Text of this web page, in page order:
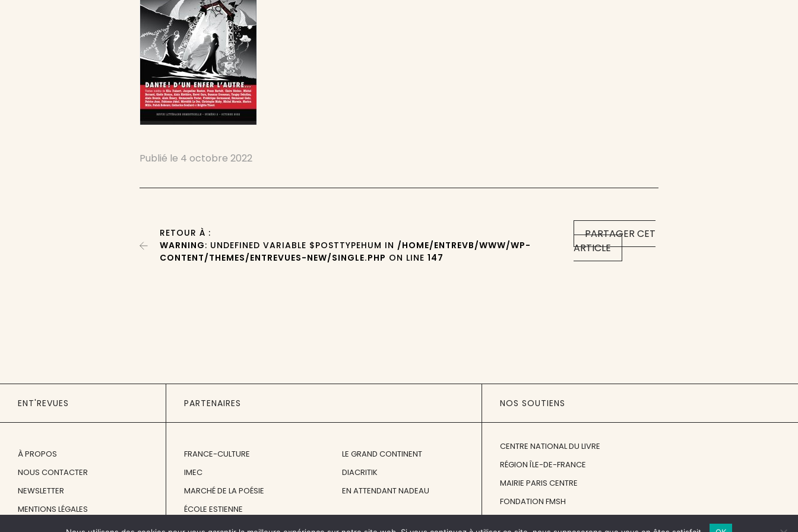
Publié le 4 octobre 2022
PARTAGER CET
ARTICLE
RETOUR À :
WARNING: UNDEFINED VARIABLE $POSTTYPEHUM IN /HOME/ENTREVB/WWW/WP-
CONTENT/THEMES/ENTREVUES-NEW/SINGLE.PHP ON LINE147
ENT'REVUES
À PROPOS
NOUS CONTACTER
NEWSLETTER
MENTIONS LÉGALES
PARTENAIRES
FRANCE-CULTURE
IMEC
MARCHÉ DE LA POÉSIE
ÉCOLE ESTIENNE
LE GRAND CONTINENT
DIACRITIK
EN ATTENDANT NADEAU
NOS SOUTIENS
CENTRE NATIONAL DU LIVRE
RÉGION ÎLE-DE-FRANCE
MAIRIE PARIS CENTRE
FONDATION FMSH